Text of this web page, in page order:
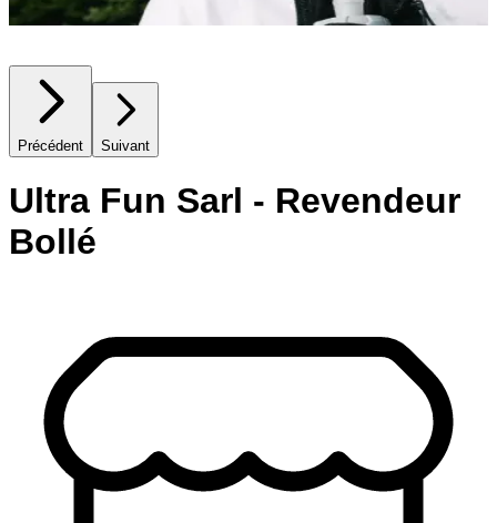
Précédent Suivant
Ultra Fun Sarl - Revendeur
Bollé